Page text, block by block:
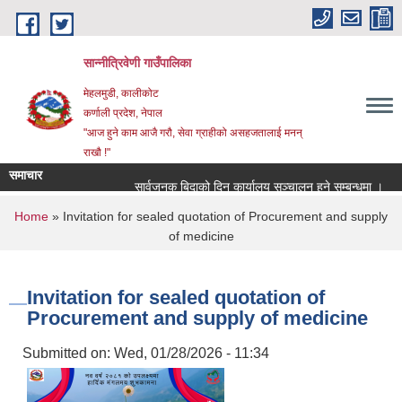
Skip to main content
सान्नीत्रिवेणी गाउँपालिका
मेहलमुडी, कालीकोट
कर्णाली प्रदेश, नेपाल
"आज हुने काम आजै गरौ, सेवा ग्राहीको असहजतालाई मनन्
राखौ !"
समाचार
सार्वजनुक बिदाको दिन कार्यालय सञ्चालन हुने सम्बन्धमा ।
You are here
Home » Invitation for sealed quotation of Procurement and supply
of medicine
Invitation for sealed quotation of
Procurement and supply of medicine
Submitted on: Wed, 01/28/2026 - 11:34